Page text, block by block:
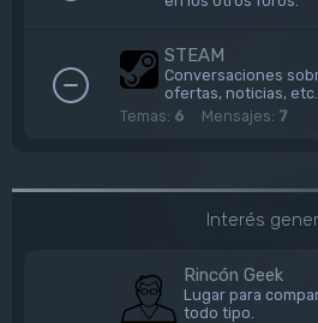
STEAM
Conversaciones
ofertas, noticias, etc.
Temas: 6 Mensajes: 7
Interés
Rincón Geek
Lugar para
todo tipo.